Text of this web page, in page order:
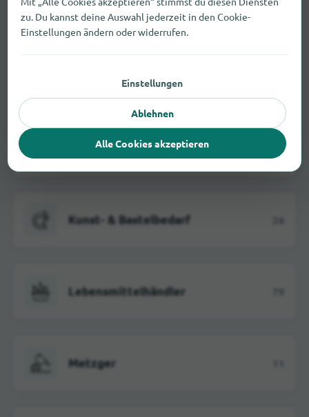
Juweliere 142
Kaufhäuser
Küchenstudios 35
Kunst- & Bastelbedarf 26
Lebensmittelhändler 79
Metzger
zu. Du kannst deine Auswahl jederzeit in den Cookie-
Einstellungen ändern oder widerrufen.
Einstellungen
Ablehnen
Alle Cookies akzeptieren